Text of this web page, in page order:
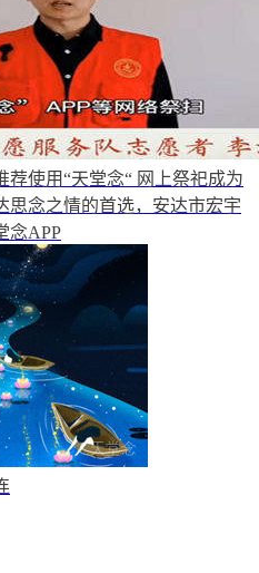
荐使用“天堂念“ 网上祭祀成为
思念之情的首选，安达市宏宇
念APP